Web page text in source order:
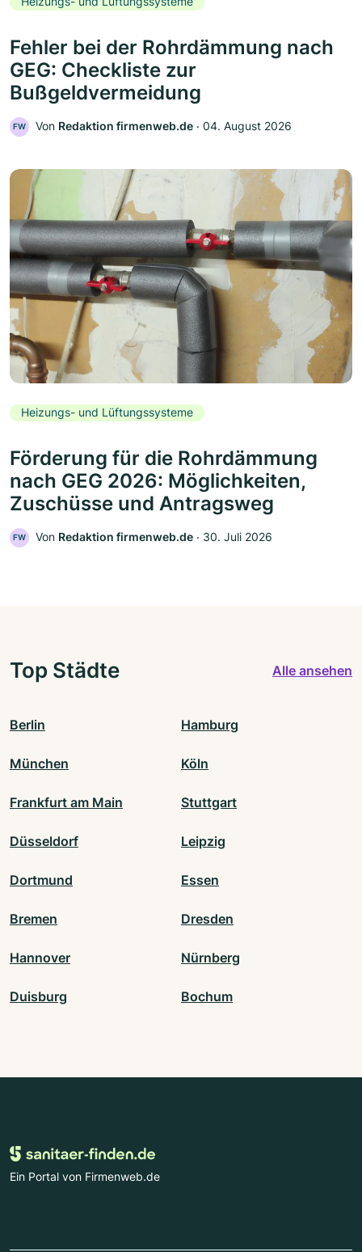
Fehler bei der Rohrdämmung nach
GEG: Checkliste zur
Bußgeldvermeidung
FW Von Redaktion firmenweb.de ‧ 04. August 2026
Heizungs- und Lüftungssysteme
Förderung für die Rohrdämmung
nach GEG 2026: Möglichkeiten,
Zuschüsse und Antragsweg
FW Von Redaktion firmenweb.de ‧ 30. Juli 2026
Top Städte Alle ansehen
Berlin Hamburg
München Köln
Frankfurt am Main Stuttgart
Düsseldorf Leipzig
Dortmund Essen
Bremen Dresden
Hannover Nürnberg
Duisburg Bochum
Ein Portal von Firmenweb.de